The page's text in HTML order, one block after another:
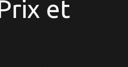
Prix
et